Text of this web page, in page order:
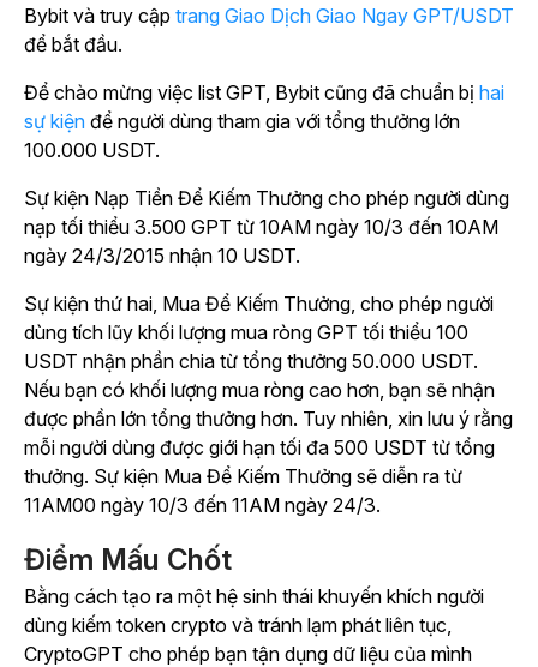
Bybit và truy cập trang Giao Dịch Giao Ngay GPT/USDT
để bắt đầu.
Để chào mừng việc list GPT, Bybit cũng đã chuẩn bị hai
sự kiện để người dùng tham gia với tổng thưởng lớn
100.000 USDT.
Sự kiện Nạp Tiền Để Kiếm Thưởng cho phép người dùng
nạp tối thiểu 3.500 GPT từ 10AM ngày 10/3 đến 10AM
ngày 24/3/2015 nhận 10 USDT.
Sự kiện thứ hai, Mua Để Kiếm Thưởng, cho phép người
dùng tích lũy khối lượng mua ròng GPT tối thiểu 100
USDT nhận phần chia từ tổng thưởng 50.000 USDT.
Nếu bạn có khối lượng mua ròng cao hơn, bạn sẽ nhận
được phần lớn tổng thưởng hơn. Tuy nhiên, xin lưu ý rằng
mỗi người dùng được giới hạn tối đa 500 USDT từ tổng
thưởng. Sự kiện Mua Để Kiếm Thưởng sẽ diễn ra từ
11AM00 ngày 10/3 đến 11AM ngày 24/3.
Điểm Mấu Chốt
Bằng cách tạo ra một hệ sinh thái khuyến khích người
dùng kiếm token crypto và tránh lạm phát liên tục,
CryptoGPT cho phép bạn tận dụng dữ liệu của mình